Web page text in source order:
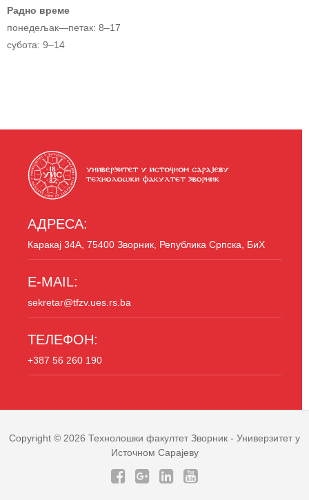
Радно време
понедељак—петак: 8–17
субота: 9–14
АДРЕСА:
Каракај 34A, 75400 Зворник, Република Српска, БиХ
E-MAIL:
sekretar@tfzv.ues.rs.ba
ТЕЛЕФОН:
+387 56 260 190
Copyright © 2026 Технолошки факултет Зворник - Универзитет у
Источном Сарајеву